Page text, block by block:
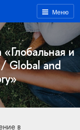
Меню
и
Global and
в